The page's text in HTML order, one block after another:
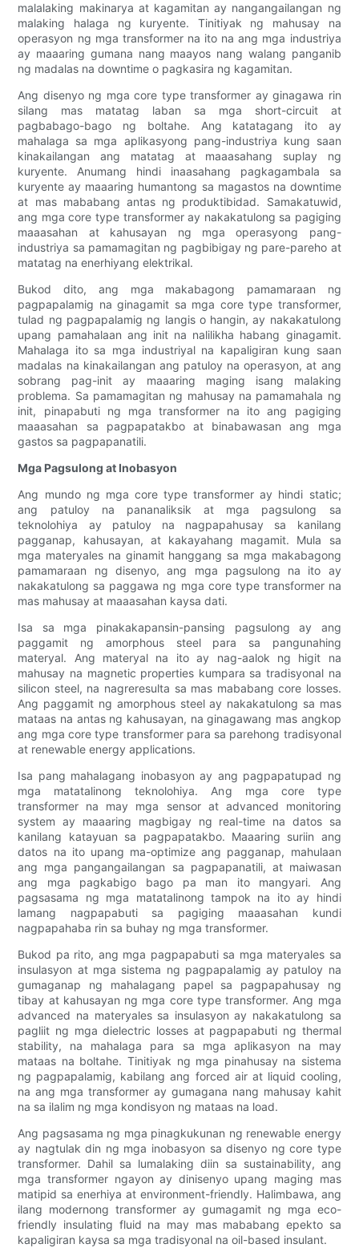
malalaking makinarya at kagamitan ay nangangailangan ng
malaking halaga ng kuryente. Tinitiyak ng mahusay na
operasyon ng mga transformer na ito na ang mga industriya
ay maaaring gumana nang maayos nang walang panganib
ng madalas na downtime o pagkasira ng kagamitan.
Ang disenyo ng mga core type transformer ay ginagawa rin
silang mas matatag laban sa mga short-circuit at
pagbabago-bago ng boltahe. Ang katatagang ito ay
mahalaga sa mga aplikasyong pang-industriya kung saan
kinakailangan ang matatag at maaasahang suplay ng
kuryente. Anumang hindi inaasahang pagkagambala sa
kuryente ay maaaring humantong sa magastos na downtime
at mas mababang antas ng produktibidad. Samakatuwid,
ang mga core type transformer ay nakakatulong sa pagiging
maaasahan at kahusayan ng mga operasyong pang-
industriya sa pamamagitan ng pagbibigay ng pare-pareho at
matatag na enerhiyang elektrikal.
Bukod dito, ang mga makabagong pamamaraan ng
pagpapalamig na ginagamit sa mga core type transformer,
tulad ng pagpapalamig ng langis o hangin, ay nakakatulong
upang pamahalaan ang init na nalilikha habang ginagamit.
Mahalaga ito sa mga industriyal na kapaligiran kung saan
madalas na kinakailangan ang patuloy na operasyon, at ang
sobrang pag-init ay maaaring maging isang malaking
problema. Sa pamamagitan ng mahusay na pamamahala ng
init, pinapabuti ng mga transformer na ito ang pagiging
maaasahan sa pagpapatakbo at binabawasan ang mga
gastos sa pagpapanatili.
Mga Pagsulong at Inobasyon
Ang mundo ng mga core type transformer ay hindi static;
ang patuloy na pananaliksik at mga pagsulong sa
teknolohiya ay patuloy na nagpapahusay sa kanilang
pagganap, kahusayan, at kakayahang magamit. Mula sa
mga materyales na ginamit hanggang sa mga makabagong
pamamaraan ng disenyo, ang mga pagsulong na ito ay
nakakatulong sa paggawa ng mga core type transformer na
mas mahusay at maaasahan kaysa dati.
Isa sa mga pinakakapansin-pansing pagsulong ay ang
paggamit ng amorphous steel para sa pangunahing
materyal. Ang materyal na ito ay nag-aalok ng higit na
mahusay na magnetic properties kumpara sa tradisyonal na
silicon steel, na nagreresulta sa mas mababang core losses.
Ang paggamit ng amorphous steel ay nakakatulong sa mas
mataas na antas ng kahusayan, na ginagawang mas angkop
ang mga core type transformer para sa parehong tradisyonal
at renewable energy applications.
Isa pang mahalagang inobasyon ay ang pagpapatupad ng
mga matatalinong teknolohiya. Ang mga core type
transformer na may mga sensor at advanced monitoring
system ay maaaring magbigay ng real-time na datos sa
kanilang katayuan sa pagpapatakbo. Maaaring suriin ang
datos na ito upang ma-optimize ang pagganap, mahulaan
ang mga pangangailangan sa pagpapanatili, at maiwasan
ang mga pagkabigo bago pa man ito mangyari. Ang
pagsasama ng mga matatalinong tampok na ito ay hindi
lamang nagpapabuti sa pagiging maaasahan kundi
nagpapahaba rin sa buhay ng mga transformer.
Bukod pa rito, ang mga pagpapabuti sa mga materyales sa
insulasyon at mga sistema ng pagpapalamig ay patuloy na
gumaganap ng mahalagang papel sa pagpapahusay ng
tibay at kahusayan ng mga core type transformer. Ang mga
advanced na materyales sa insulasyon ay nakakatulong sa
pagliit ng mga dielectric losses at pagpapabuti ng thermal
stability, na mahalaga para sa mga aplikasyon na may
mataas na boltahe. Tinitiyak ng mga pinahusay na sistema
ng pagpapalamig, kabilang ang forced air at liquid cooling,
na ang mga transformer ay gumagana nang mahusay kahit
na sa ilalim ng mga kondisyon ng mataas na load.
Ang pagsasama ng mga pinagkukunan ng renewable energy
ay nagtulak din ng mga inobasyon sa disenyo ng core type
transformer. Dahil sa lumalaking diin sa sustainability, ang
mga transformer ngayon ay dinisenyo upang maging mas
matipid sa enerhiya at environment-friendly. Halimbawa, ang
ilang modernong transformer ay gumagamit ng mga eco-
friendly insulating fluid na may mas mababang epekto sa
kapaligiran kaysa sa mga tradisyonal na oil-based insulant.